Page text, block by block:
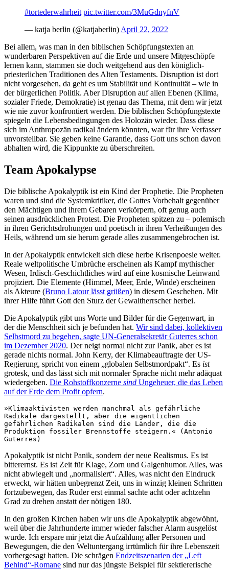
#tortederwahrheit pic.twitter.com/3MuGdnyfnV
— katja berlin (@katjaberlin) April 22, 2022
Bei allem, was man in den biblischen Schöpfungstexten an
wunderbaren Perspektiven auf die Erde und unsere Mitgeschöpfe
lernen kann, stammen sie doch weitgehend aus den königlich-
priesterlichen Traditionen des Alten Testaments. Disruption ist dort
nicht vorgesehen, da geht es um Stabilität und Kontinuität – wie in
der bürgerlichen Politik. Aber Disruption auf allen Ebenen (Klima,
sozialer Friede, Demokratie) ist genau das Thema, mit dem wir jetzt
wie nie zuvor konfrontiert werden. Die biblischen Schöpfungstexte
spiegeln die Lebensbedingungen des Holozän wieder. Dass diese
sich im Anthropozän radikal ändern könnten, war für ihre Verfasser
unvorstellbar. Sie geben keine Garantie, dass Gott uns schon davon
abhalten wird, die Kippunkte zu überschreiten.
Team Apokalypse
Die biblische Apokalyptik ist ein Kind der Prophetie. Die Propheten
waren und sind die Systemkritiker, die Gottes Vorbehalt gegenüber
den Mächtigen und ihrem Gebaren verkörpern, oft genug auch
seinen ausdrücklichen Protest. Die Propheten spitzen zu – polemisch
in ihren Gerichtsdrohungen und poetisch in ihren Verheißungen des
Heils, während um sie herum gerade alles zusammengebrochen ist.
In der Apokalyptik entwickelt sich diese herbe Krisenpoesie weiter.
Reale weltpolitische Umbrüche erscheinen als Kampf mythischer
Wesen, Irdisch-Geschichtliches wird auf eine kosmische Leinwand
projiziert. Die Elemente (Himmel, Meer, Erde, Winde) erscheinen
als Akteure (Bruno Latour lässt grüßen) in diesem Geschehen. Mit
ihrer Hilfe führt Gott den Sturz der Gewaltherrscher herbei.
Die Apokalyptik gibt uns Worte und Bilder für die Gegenwart, in
der die Menschheit sich je befunden hat. Wir sind dabei, kollektiven
Selbstmord zu begehen, sagte UN-Generalsekretär Guterres schon
im Dezember 2020. Der neigt normal nicht zur Panik, aber es ist
gerade nichts normal. John Kerry, der Klimabeauftragte der US-
Regierung, spricht von einem „globalen Selbstmordpakt“. Es ist
grotesk, und das lässt sich mit normaler Sprache nicht mehr adäquat
wiedergeben. Die Rohstoffkonzerne sind Ungeheuer, die das Leben
auf der Erde dem Profit opfern.
»Klimaaktivisten werden manchmal als gefährliche
Radikale dargestellt, aber die eigentlichen
gefährlichen Radikalen sind die Länder, die die
Produktion fossiler Brennstoffe steigern.« (Antonio
Guterres)
Apokalyptik ist nicht Panik, sondern der neue Realismus. Es ist
bitterernst. Es ist Zeit für Klage, Zorn und Galgenhumor. Alles, was
nicht abwiegelt und „normalisiert“. Alles, was nicht den Eindruck
erweckt, wir hätten unbegrenzt Zeit, uns in winzig kleinen Schritten
fortzubewegen, das Ruder erst einmal sachte acht oder achtzehn
Grad zu drehen anstatt der nötigen 180.
In den großen Kirchen haben wir uns die Apokalyptik abgewöhnt,
weil über die Jahrhunderte immer wieder falscher Alarm ausgelöst
wurde. Ich erspare mir jetzt die Aufzählung aller Personen und
Bewegungen, die den Weltuntergang irrtümlich für ihre Lebenszeit
vorhergesagt hatten. Die schrägen Endzeitszenarien der „Left
Behind“-Romane sind nur das jüngste Beispiel für sektiererische